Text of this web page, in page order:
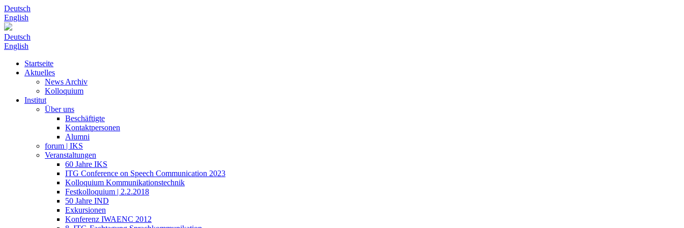
Deutsch
English
Deutsch
English
Startseite
Aktuelles
News Archiv
Kolloquium
Institut
Über uns
Beschäftigte
Kontaktpersonen
Alumni
forum | IKS
Veranstaltungen
60 Jahre IKS
ITG Conference on Speech Communication 2023
Kolloquium Kommunikationstechnik
Festkolloquium | 2.2.2018
50 Jahre IND
Exkursionen
Konferenz IWAENC 2012